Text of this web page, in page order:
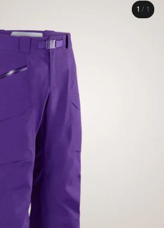
1 / 1